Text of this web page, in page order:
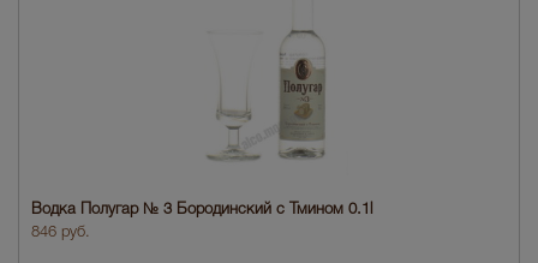
Водка Полугар № 3 Бородинский с Тмином 0.1l
846 руб.